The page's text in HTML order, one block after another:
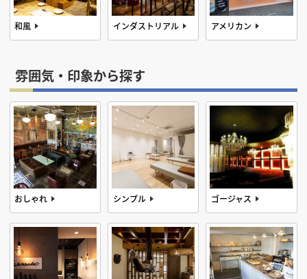
和風 インダストリアル アメリカン
雰囲気・印象から探す
おしゃれ シンプル ゴージャス